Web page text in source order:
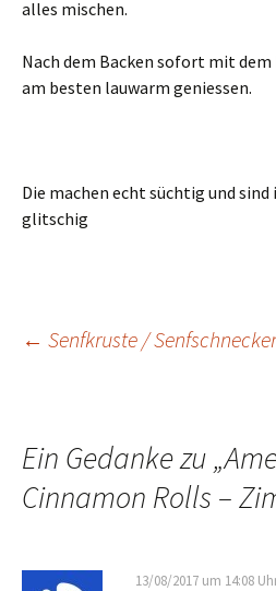
alles mischen.
Nach dem Backen sofort mit
am besten lauwarm geniessen.
Die machen echt süchtig und
glitschig
Navigation
← Senfkruste /
Ein Gedanke zu „
Cinnamon Rolls –
13/08/2017 um 14:08